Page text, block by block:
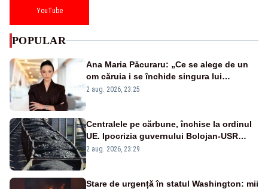
YouTube
POPULAR
Ana Maria Păcuraru: „Ce se alege de un
om căruia i se închide singura lui
portiță?”
2 aug. 2026, 23:25
Centralele pe cărbune, închise la ordinul
UE. Ipocrizia guvernului Bolojan-USR
după starea de alertă
2 aug. 2026, 23:29
Stare de urgență în statul Washington: mii